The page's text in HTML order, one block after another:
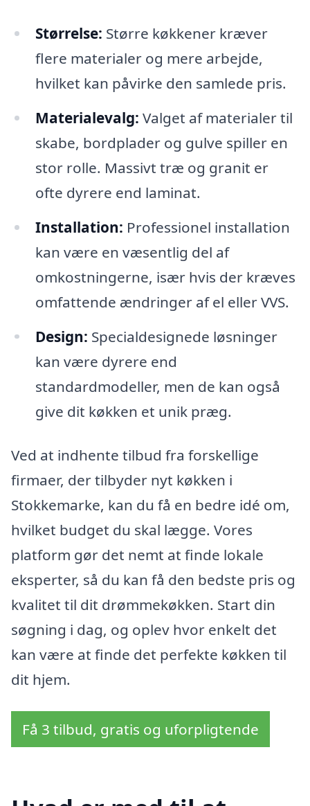
Størrelse: Større køkkener kræver
flere materialer og mere arbejde,
hvilket kan påvirke den samlede pris.
Materialevalg: Valget af materialer til
skabe, bordplader og gulve spiller en
stor rolle. Massivt træ og granit er
ofte dyrere end laminat.
Installation: Professionel installation
kan være en væsentlig del af
omkostningerne, især hvis der kræves
omfattende ændringer af el eller VVS.
Design: Specialdesignede løsninger
kan være dyrere end
standardmodeller, men de kan også
give dit køkken et unik præg.
Ved at indhente tilbud fra forskellige
firmaer, der tilbyder nyt køkken i
Stokkemarke, kan du få en bedre idé om,
hvilket budget du skal lægge. Vores
platform gør det nemt at finde lokale
eksperter, så du kan få den bedste pris og
kvalitet til dit drømmekøkken. Start din
søgning i dag, og oplev hvor enkelt det
kan være at finde det perfekte køkken til
dit hjem.
Få 3 tilbud, gratis og uforpligtende